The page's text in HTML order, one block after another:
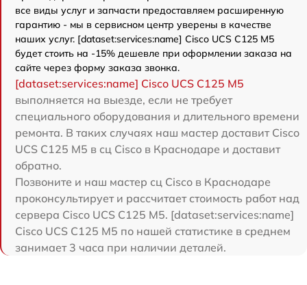
все виды услуг и запчасти предоставляем расширенную
гарантию - мы в сервисном центр уверены в качестве
наших услуг. [dataset:services:name] Cisco UCS C125 M5
будет стоить на -15% дешевле при оформлении заказа на
сайте через форму заказа звонка.
[dataset:services:name] Cisco UCS C125 M5
выполняется на выезде, если не требует
специального оборудования и длительного времени
ремонта. В таких случаях наш мастер доставит Cisco
UCS C125 M5 в сц Cisco в Краснодаре и доставит
обратно.
Позвоните и наш мастер сц Cisco в Краснодаре
проконсультирует и рассчитает стоимость работ над
сервера Cisco UCS C125 M5. [dataset:services:name]
Cisco UCS C125 M5 по нашей статистике в среднем
занимает 3 часа при наличии деталей.